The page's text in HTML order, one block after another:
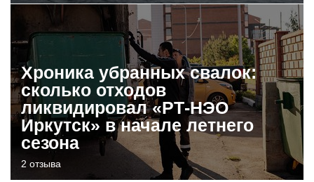
Хроника убранных свалок:
сколько отходов
ликвидировал «РТ-НЭО
Иркутск» в начале летнего
сезона
2 отзыва